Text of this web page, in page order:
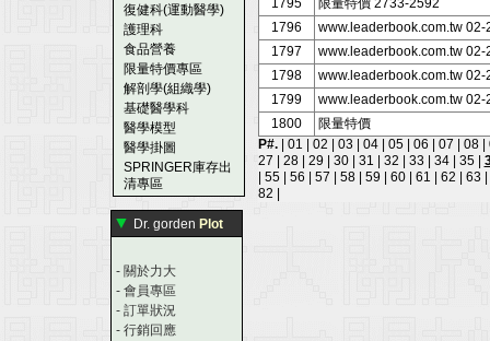
復健科(運動醫學)
護理科
食品營養
限量特價專區
解剖學(組織學)
基礎醫學科
醫學模型
醫學掛圖
SPRINGER庫存出
清專區
▼ Dr. gorden Plot
- 關於力大
- 會員專區
- 訂單狀況
- 行銷回應
1795
限量特價 2733-2592
1796
www.leaderbook.com.tw
1797
www.leaderbook.com.tw
1798
www.leaderbook.com.tw
1799
www.leaderbook.com.tw
1800
限量特價
P#.| 01 02 03 04 05 06 07 08
27
28 29 30 31 32 33 34 35
55 56 57 58 59 60 61 62 63
82